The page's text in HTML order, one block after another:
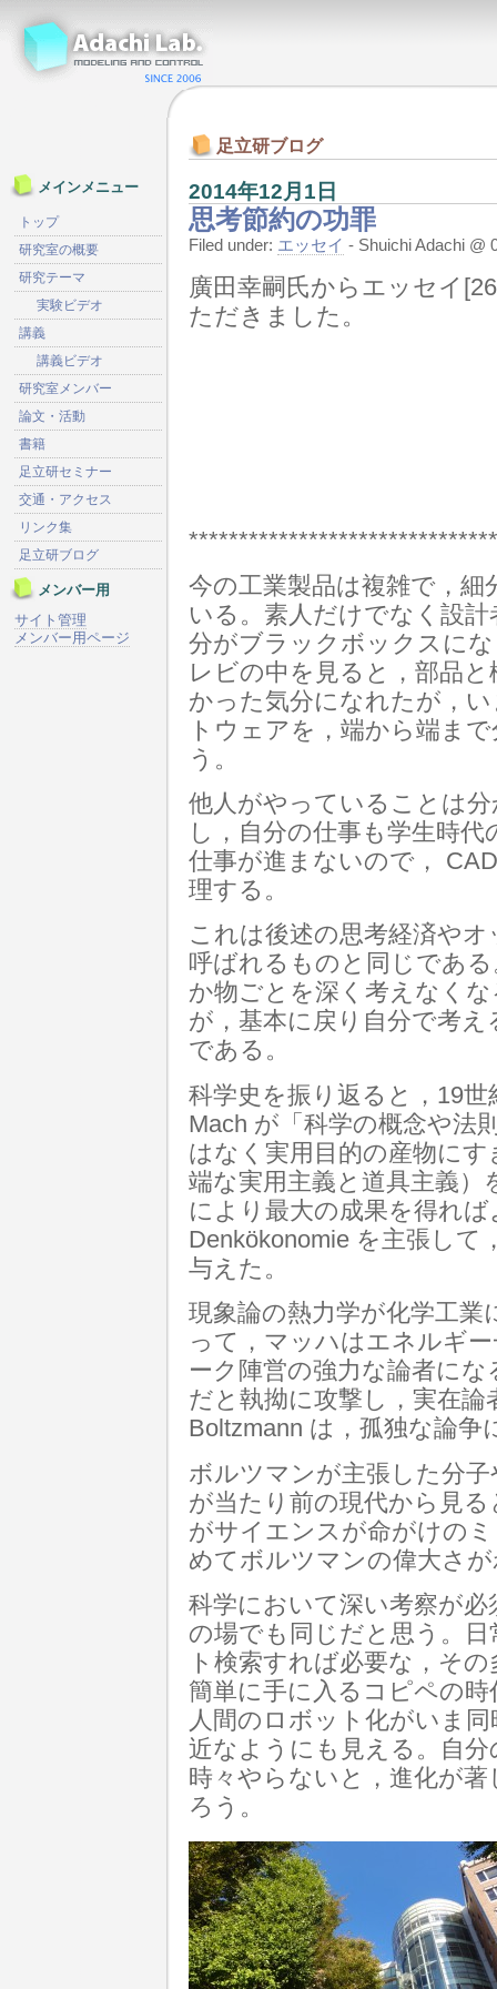
足立研ブログ
2014年12月1日
思考節約の功罪
Filed under: エッセイ - Shuichi Adachi @
廣田幸嗣氏からエッセイ
ただきました。
今の工業製品は複雑で，
いる。素人だけでなく設
分がブラックボックスに
レビの中を見ると，部品
かった気分になれたが，
トウェアを，端から端ま
う。
他人がやっていることは
し，自分の仕事も学生時
仕事が進まないので，
理する。
これは後述の思考経済やオ
呼ばれるものと同じであ
か物ごとを深く考えなく
が，基本に戻り自分で考
である。
科学史を振り返ると，19
Mach が「科学の概念や法
はなく実用目的の産物に
端な実用主義と道具主義
により最大の成果を得れ
Denkökonomie を主張して
与えた。
現象論の熱力学が化学工
って，マッハはエネルギ
ーク陣営の強力な論者に
だと執拗に攻撃し，実在論
Boltzmann は，孤独な論
ボルツマンが主張した分
が当たり前の現代から見
がサイエンスが命がけの
めてボルツマンの偉大さ
科学において深い考察が
の場でも同じだと思う。
ト検索すれば必要な，そ
簡単に手に入るコピペの
人間のロボット化がいま
近なようにも見える。自
時々やらないと，進化が
ろう。
メインメニュー
トップ
研究室の概要
研究テーマ
実験ビデオ
講義
講義ビデオ
研究室メンバー
論文・活動
書籍
足立研セミナー
交通・アクセス
リンク集
足立研ブログ
メンバー用
サイト管理
メンバー用ページ